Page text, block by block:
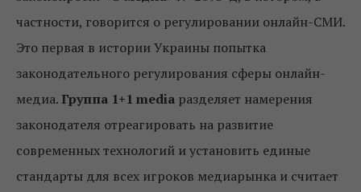
частности, говорится о регулировании онлайн-СМИ.
Это первая в истории Украины попытка
законодательного регулирования сферы онлайн-
медиа. Группа 1+1 media разделяет намерения
законодателя отреагировать на развитие
современных технологий и установить единые
стандарты для всех игроков медиарынка и считает